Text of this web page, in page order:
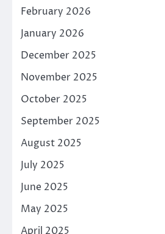
February 2026
January 2026
December 2025
November 2025
October 2025
September 2025
August 2025
July 2025
June 2025
May 2025
April 2025